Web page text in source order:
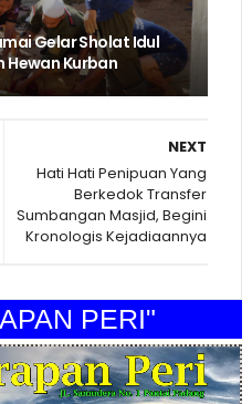
Gelar Sholat Idul
Hewan Kurban
NEXT
Hati Hati Penipuan Yang
Berkedok Transfer
Sumbangan Masjid, Begini
Kronologis Kejadiaannya
PERI"